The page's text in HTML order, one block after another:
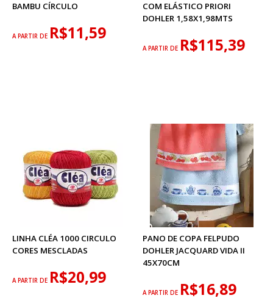
BAMBU CÍRCULO
A PARTIR DE R$11,59
COM ELÁSTICO PRIORI
DOHLER 1,58X1,98MTS
A PARTIR DE R$115,39
LINHA CLÉA 1000 CIRCULO
CORES MESCLADAS
A PARTIR DE R$20,99
PANO DE COPA FELPUDO
DOHLER JACQUARD VIDA II
45X70CM
A PARTIR DE R$16,89